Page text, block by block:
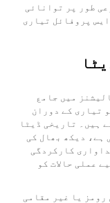
طور پر توانائی
پروفائل تیاری
میں جامع
تیاری کے دوران
ہیں۔ تاریخی ڈیٹا
دیکھ بھال کی
کارکردگی
عملی حالات کو
یا غیر مقامی